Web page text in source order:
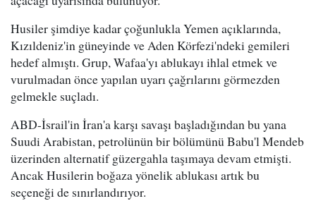
Husiler şimdiye kadar çoğunlukla Yemen açıklarında,
Kızıldeniz'in güneyinde ve Aden Körfezi'ndeki gemileri
hedef almıştı. Grup, Wafaa'yı ablukayı ihlal etmek ve
vurulmadan önce yapılan uyarı çağrılarını görmezden
gelmekle suçladı.
ABD-İsrail'in İran'a karşı savaşı başladığından bu yana
Suudi Arabistan, petrolünün bir bölümünü Babu'l Mendeb
üzerinden alternatif güzergahla taşımaya devam etmişti.
Ancak Husilerin boğaza yönelik ablukası artık bu
seçeneği de sınırlandırıyor.